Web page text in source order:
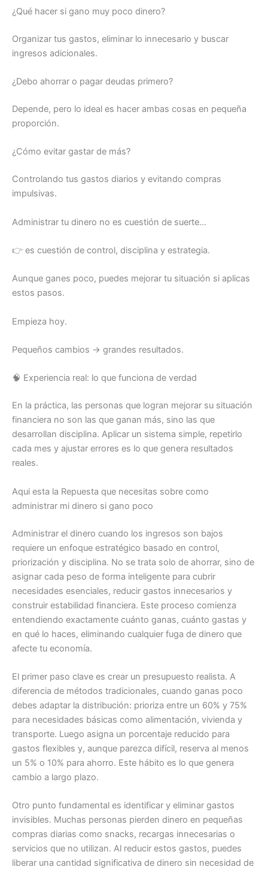
¿Qué hacer si gano muy poco dinero?
Organizar tus gastos, eliminar lo innecesario y buscar
ingresos adicionales.
¿Debo ahorrar o pagar deudas primero?
Depende, pero lo ideal es hacer ambas cosas en pequeña
proporción.
¿Cómo evitar gastar de más?
Controlando tus gastos diarios y evitando compras
impulsivas.
Administrar tu dinero no es cuestión de suerte…
👉 es cuestión de control, disciplina y estrategia.
Aunque ganes poco, puedes mejorar tu situación si aplicas
estos pasos.
Empieza hoy.
Pequeños cambios → grandes resultados.
🧠 Experiencia real: lo que funciona de verdad
En la práctica, las personas que logran mejorar su situación
financiera no son las que ganan más, sino las que
desarrollan disciplina. Aplicar un sistema simple, repetirlo
cada mes y ajustar errores es lo que genera resultados
reales.
Aqui esta la Repuesta que necesitas sobre como
administrar mi dinero si gano poco
Administrar el dinero cuando los ingresos son bajos
requiere un enfoque estratégico basado en control,
priorización y disciplina. No se trata solo de ahorrar, sino de
asignar cada peso de forma inteligente para cubrir
necesidades esenciales, reducir gastos innecesarios y
construir estabilidad financiera. Este proceso comienza
entendiendo exactamente cuánto ganas, cuánto gastas y
en qué lo haces, eliminando cualquier fuga de dinero que
afecte tu economía.
El primer paso clave es crear un presupuesto realista. A
diferencia de métodos tradicionales, cuando ganas poco
debes adaptar la distribución: prioriza entre un 60% y 75%
para necesidades básicas como alimentación, vivienda y
transporte. Luego asigna un porcentaje reducido para
gastos flexibles y, aunque parezca difícil, reserva al menos
un 5% o 10% para ahorro. Este hábito es lo que genera
cambio a largo plazo.
Otro punto fundamental es identificar y eliminar gastos
invisibles. Muchas personas pierden dinero en pequeñas
compras diarias como snacks, recargas innecesarias o
servicios que no utilizan. Al reducir estos gastos, puedes
liberar una cantidad significativa de dinero sin necesidad de